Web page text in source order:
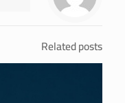
Related posts